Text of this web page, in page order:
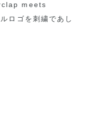
meets
ロゴを刺繍であし